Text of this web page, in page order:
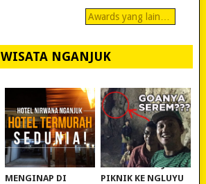
Awards yang lain…
WISATA NGANJUK
MURAH BANGET!
MENGINAP DI
WISATA NGANJUK:
PIKNIK KE NGLUYU